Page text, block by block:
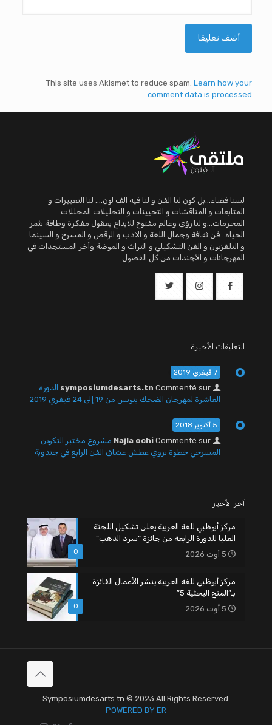
This site uses Akismet to reduce spam. Learn how your
comment data is processed.
لسنا فضاء...بل كون لنا الفن و لنا فيه الف لون.... لنا التعبيرات و
المتابعات و المناقشات و التحيينات و التحليلات المحللات
المحرمات...و لنا رؤى وعالم مفتوح للابداع بعقول مفكرة وطاقة تثمر
الحياة...فن ثقافة وجمال اللغة و الادب و الرقص و المسرح و السينما
و التلفزيون و الفن التشكيلي و التراث و الموضة وأخر المستجدات في
المهرجانات و الأجندات من كل الفصول.
التعليقات الأخيرة
7 فيفري 2019
symposiumdesarts.tn Commenté sur
الدورة
العاشرة لمهرجان الضحك بتونس من 19 إلى 24 فيفري 2019
5 أكتوبر 2018
Najla ochi Commenté sur
مشروع مختبر التكوين
المسرحي خطوة تروي عطش عشاق الفن الرابع في جندوبة
آخر الأخبار
0
مركز أبوظبي للغة العربية يعلن تشكيل اللجنة
العليا للدورة الرابعة من جائزة “سرد الذهب”
5 أوت 2026
0
مركز أبوظبي للغة العربية ينشر الأعمال الفائزة
بـ”المنح البحثية 5″
5 أوت 2026
Symposiumdesarts.tn © 2023 All Rights Reserved.
POWERED BY ER